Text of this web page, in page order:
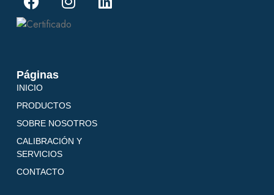
Páginas
INICIO
PRODUCTOS
SOBRE NOSOTROS
CALIBRACIÓN Y
SERVICIOS
CONTACTO